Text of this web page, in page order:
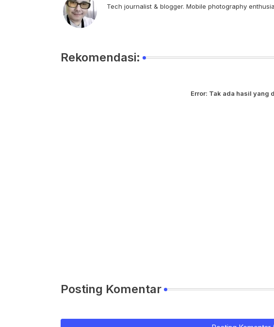
Tech journalist & blogger. Mobile photography
Rekomendasi:
Error: Tak ada hasil yang
Posting Komentar